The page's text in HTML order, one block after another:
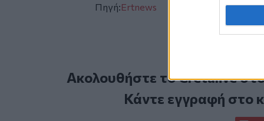
Πηγή:Ertnews
Ακολουθήστε το Cretalive
Κάντε εγγραφή στο